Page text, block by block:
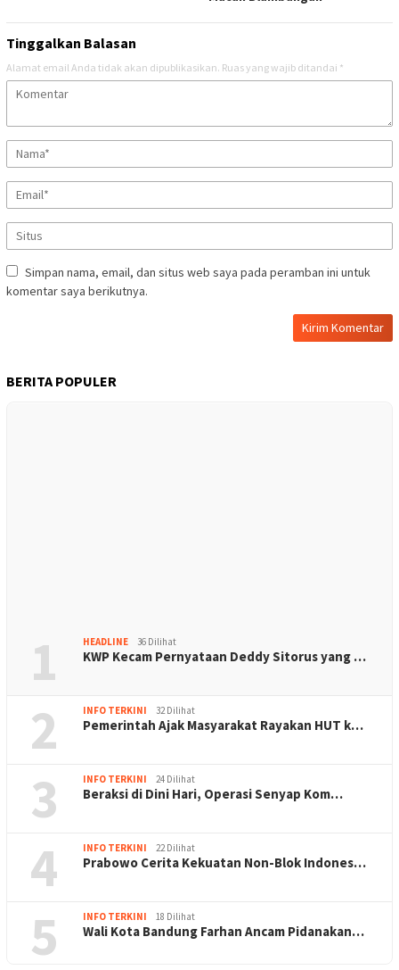
Tinggalkan Balasan
Alamat email Anda tidak akan dipublikasikan. Ruas yang wajib ditandai *
Simpan nama, email, dan situs web saya pada peramban ini untuk
komentar saya berikutnya.
BERITA POPULER
1 HEADLINE 36 Dilihat
KWP Kecam Pernyataan Deddy Sitorus yang …
2 INFO TERKINI 32 Dilihat
Pemerintah Ajak Masyarakat Rayakan HUT k…
3 INFO TERKINI 24 Dilihat
Beraksi di Dini Hari, Operasi Senyap Kom…
4 INFO TERKINI 22 Dilihat
Prabowo Cerita Kekuatan Non-Blok Indones…
5 INFO TERKINI 18 Dilihat
Wali Kota Bandung Farhan Ancam Pidanakan…